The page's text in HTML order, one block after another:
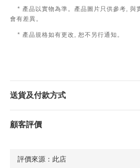
* 產品以實物為準。產品圖片只供參考, 與
會有差異。
* 產品規格如有更改, 恕不另行通知。
送貨及付款方式
顧客評價